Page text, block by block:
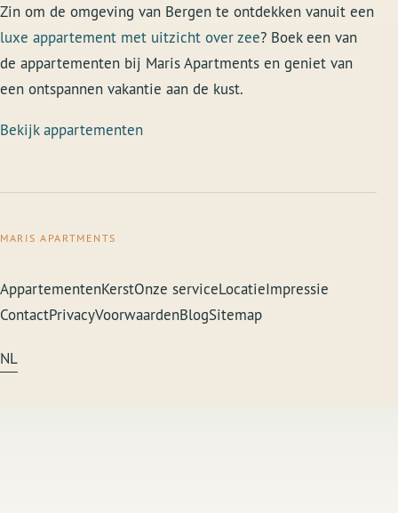
Zin om de omgeving van Bergen te ontdekken vanuit een
luxe appartement met uitzicht over zee? Boek een van
de appartementen bij Maris Apartments en geniet van
een ontspannen vakantie aan de kust.
Bekijk appartementen
MARIS APARTMENTS
AppartementenKerstOnze serviceLocatieImpressie
ContactPrivacyVoorwaardenBlogSitemap
NL